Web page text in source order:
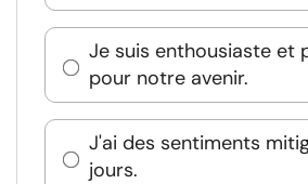
Je suis enthousiaste et
pour notre avenir.
J'ai des sentiments
jours.